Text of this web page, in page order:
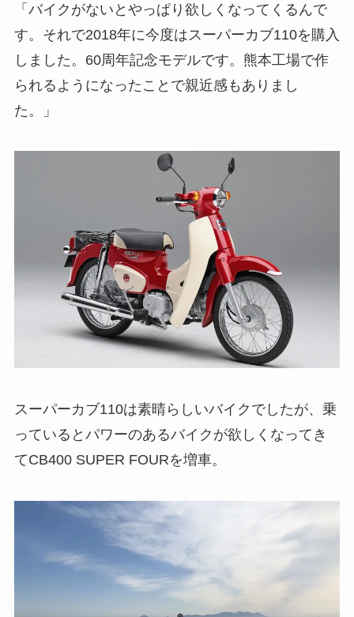
「バイクがないとやっぱり欲しくなってくるんで
す。それで2018年に今度はスーパーカブ110を購入
しました。60周年記念モデルです。熊本工場で作
られるようになったことで親近感もありまし
た。」
スーパーカブ110は素晴らしいバイクでしたが、乗
っているとパワーのあるバイクが欲しくなってき
てCB400 SUPER FOURを増車。